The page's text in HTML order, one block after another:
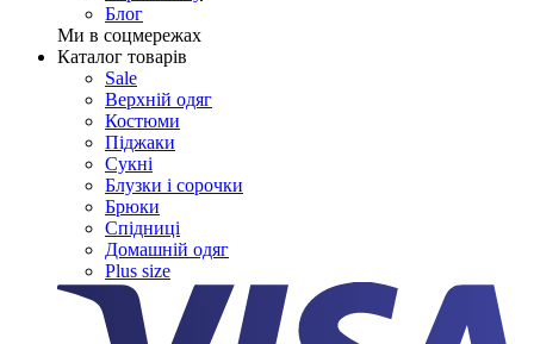
Блог
Ми в соцмережах
Каталог товарів
Sale
Верхній одяг
Костюми
Піджаки
Сукні
Блузки і сорочки
Брюки
Спідниці
Домашній одяг
Plus size